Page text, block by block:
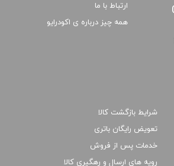
ارتباط با ما
همه چیز درباره ی اکودرایو
شرایط بازگشت کالا
تعویض رایگان باتری
خدمات پس از فروش
رویه های ارسال و رهگیری کالا